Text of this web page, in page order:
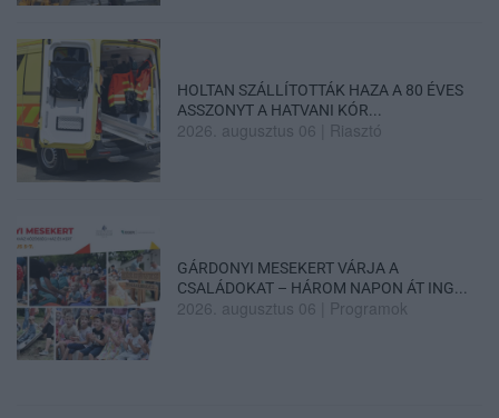
HOLTAN SZÁLLÍTOTTÁK HAZA A 80 ÉVES
ASSZONYT A HATVANI KÓR...
2026. augusztus 06 Riasztó
GÁRDONYI MESEKERT VÁRJA A
CSALÁDOKAT – HÁROM NAPON ÁT ING...
2026. augusztus 06 Programok